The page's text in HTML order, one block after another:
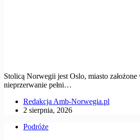
Stolicą Norwegii jest Oslo, miasto
nieprzerwanie pełni…
Redakcja Amb-Norwegia.pl
2 sierpnia, 2026
Podróże